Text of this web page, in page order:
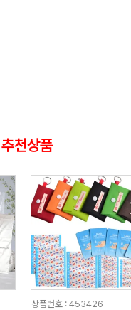
추천상품
상품번호 : 453426